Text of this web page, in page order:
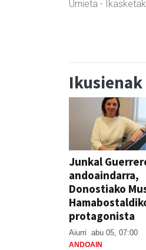
Urnieta - Ikasketak
Ikusienak
Junkal
andoaindarra,
Donostiako
protagonista
Aiurri abu 05, 07:00
ANDOAIN